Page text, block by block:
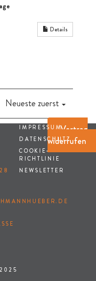
Details
Neueste zuerst
5
IMPRESSUM
DATENSCHUTZ
COOKIE-
RICHTLINIE
NEWSLETTER
Vertrag
widerrufen